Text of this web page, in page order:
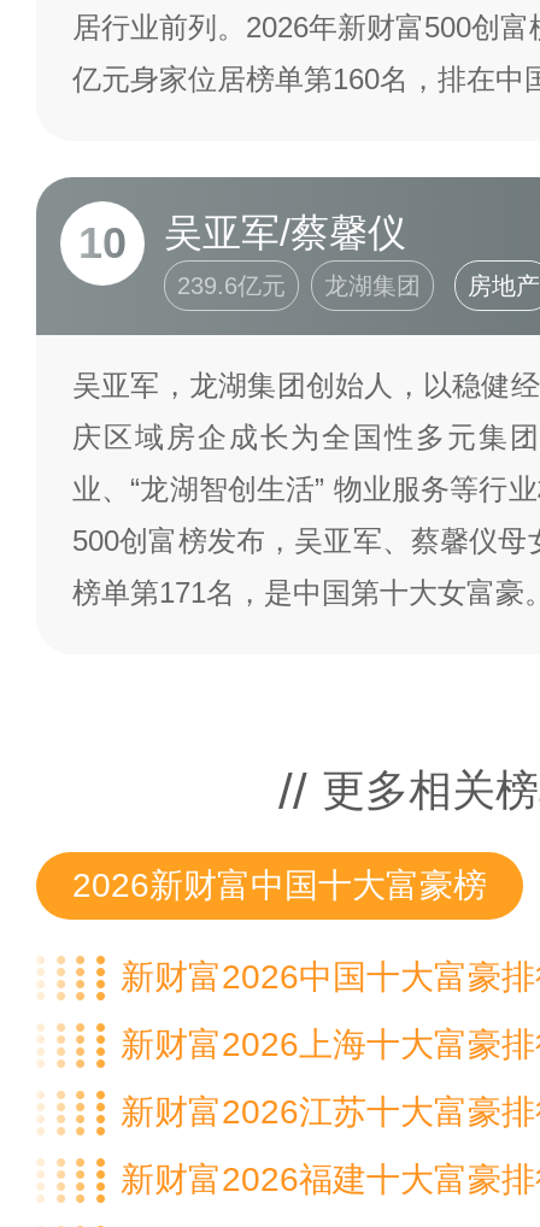
居行业前列。2026年新财富500创
亿元身家位居榜单第160名，排在中
10 吴亚军/蔡馨仪
239.6亿元 龙湖集团 房地产
吴亚军，龙湖集团创始人，以稳健
庆区域房企成长为全国性多元集
业、“龙湖智创生活” 物业服务等行
500创富榜发布，吴亚军、蔡馨仪
榜单第171名，是中国第十大女富豪
更多相关
2026新财富中国十大富豪榜
新财富2026中国十大富豪
新财富2026上海十大富豪
新财富2026江苏十大富豪
新财富2026福建十大富豪